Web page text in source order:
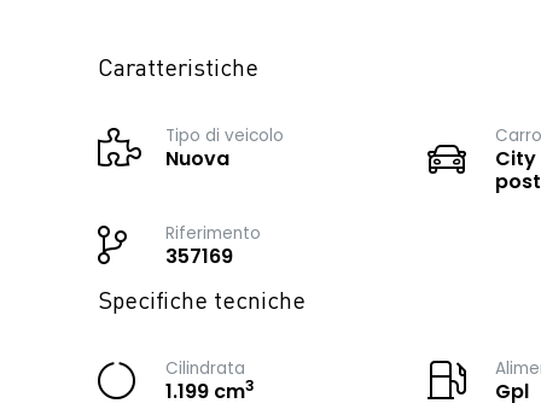
Caratteristiche
Tipo di veicolo
Nuova
City
Riferimento
357169
Specifiche tecniche
Cilindrata
1.199 cm3 Gpl